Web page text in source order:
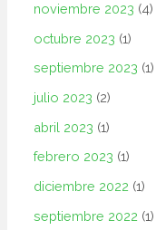
noviembre 2023 (4)
octubre 2023 (1)
septiembre 2023 (1)
julio 2023 (2)
abril 2023 (1)
febrero 2023 (1)
diciembre 2022 (1)
septiembre 2022 (1)